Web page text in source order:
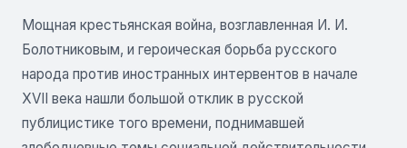
Мощная крестьянская война, возглавленная И. И.
Болотниковым, и героическая борьба русского
народа против иностранных интервентов в начале
XVII века нашли большой отклик в русской
публицистике того времени, поднимавшей